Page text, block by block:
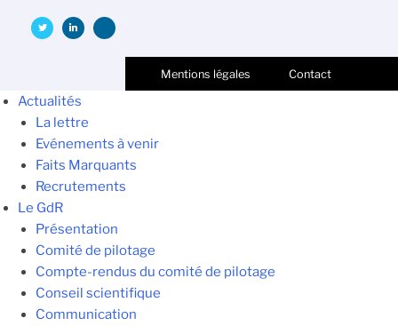
Mentions légales Contact
Actualités
La lettre
Evénements à venir
Faits Marquants
Recrutements
Le GdR
Présentation
Comité de pilotage
Compte-rendus du comité de pilotage
Conseil scientifique
Communication